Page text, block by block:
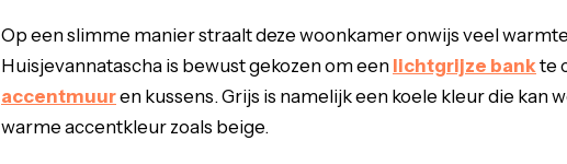
Op een slimme manier straalt deze woonkamer onwijs veel
Huisjevannatascha is bewust gekozen om een lichtgrijze bankte
accentmuuren kussens. Grijs is namelijk een koele kleur die kan
warme accentkleur zoals beige.